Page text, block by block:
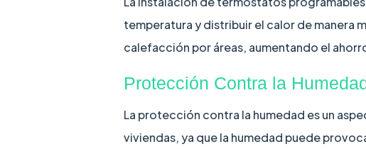
temperatura y distribuir el calor de manera
calefacción por áreas, aumentando el
Protección Contra la
La protección contra la humedad es un
viviendas, ya que la humedad puede